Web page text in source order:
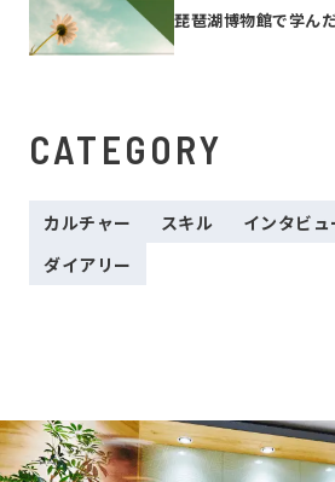
琵琶湖博物館で学ん
CATEGORY
カルチャー スキル インタビュ
ダイアリー